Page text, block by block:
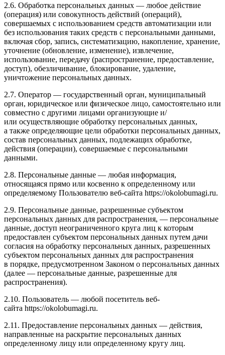
2.6. Обработка персональных данных — любое действие
(операция) или совокупность действий (операций),
совершаемых с использованием средств автоматизации или
без использования таких средств с персональными данными,
включая сбор, запись, систематизацию, накопление, хранение,
уточнение (обновление, изменение), извлечение,
использование, передачу (распространение, предоставление,
доступ), обезличивание, блокирование, удаление,
уничтожение персональных данных.
2.7. Оператор — государственный орган, муниципальный
орган, юридическое или физическое лицо, самостоятельно или
совместно с другими лицами организующие и/
или осуществляющие обработку персональных данных,
а также определяющие цели обработки персональных данных,
состав персональных данных, подлежащих обработке,
действия (операции), совершаемые с персональными
данными.
2.8. Персональные данные — любая информация,
относящаяся прямо или косвенно к определенному или
определяемому Пользователю веб-сайта https://okolobumagi.ru.
2.9. Персональные данные, разрешенные субъектом
персональных данных для распространения, — персональные
данные, доступ неограниченного круга лиц к которым
предоставлен субъектом персональных данных путем дачи
согласия на обработку персональных данных, разрешенных
субъектом персональных данных для распространения
в порядке, предусмотренном Законом о персональных данных
(далее — персональные данные, разрешенные для
распространения).
2.10. Пользователь — любой посетитель веб-
сайта https://okolobumagi.ru.
2.11. Предоставление персональных данных — действия,
направленные на раскрытие персональных данных
определенному лицу или определенному кругу лиц.